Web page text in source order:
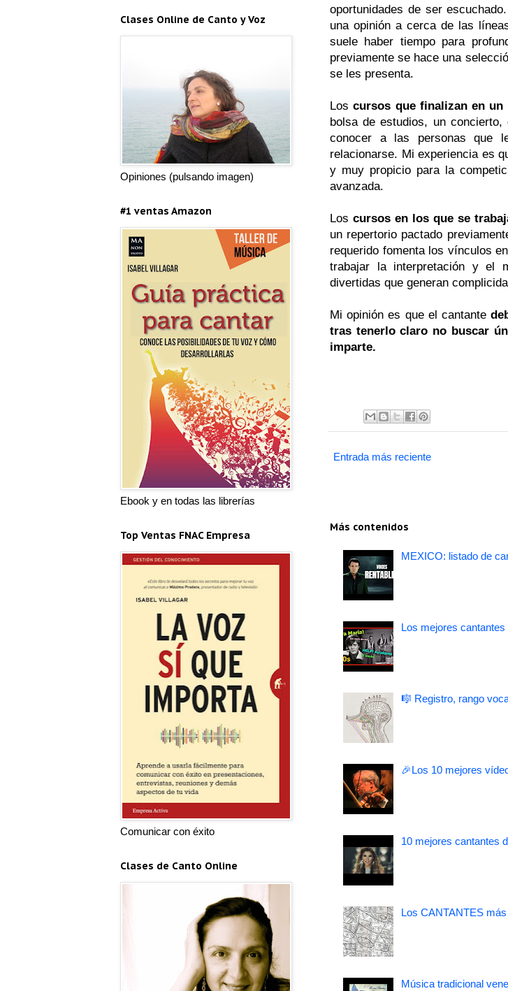
oportunidades de ser
una opinión a cerca de las
suele haber tiempo para
previamente se hace una
se les presenta.
Loscursos que finalizan en un
bolsa de estudios, un
conocer a las personas que
relacionarse. Mi experiencia es
y muy propicio para la
avanzada.
Los cursos en los que se
un repertorio pactado
requerido fomenta los vínculos
trabajar la interpretación y el
divertidas que generan
Mi opinión es que el cantante
tras tenerlo claro no buscar
imparte.
Entrada más reciente
Más contenidos
MEXICO: listado de
Los mejores
🎼 Registro, rango
🎉Los 10 mejores
10 mejores cantantes
Los CANTANTES
Música tradicional
Clases Online de Canto y Voz
Opiniones (pulsando imagen)
#1 ventas Amazon
Ebook y en todas las librerías
Top Ventas FNAC Empresa
Comunicar con éxito
Clases de Canto Online